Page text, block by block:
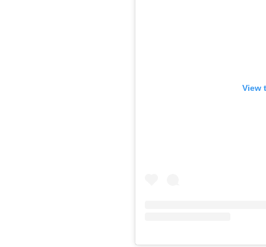
View